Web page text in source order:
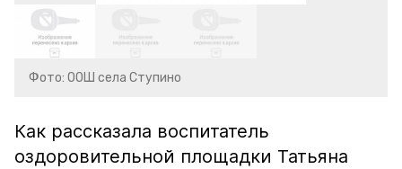
Фото: ООШ села Ступино
Как рассказала воспитатель
оздоровительной площадки Татьяна